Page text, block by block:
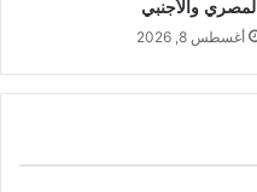
المصري والأجنبي
أغسطس 8, 2026